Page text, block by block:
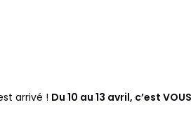
arrivé ! Du 10 au 13 avril, c’est